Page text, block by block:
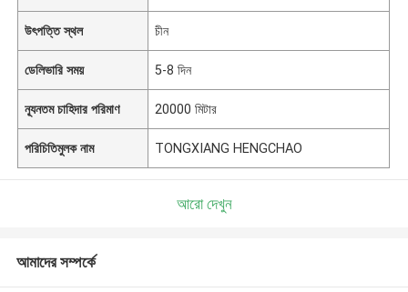
উৎপত্তি স্থল চীন
ডেলিভারি সময় 5-8 দিন
ন্যূনতম চাহিদার পরিমাণ 20000 মিটার
পরিচিতিমুলক নাম TONGXIANG HENGCHAO
আরো দেখুন
আমাদের সম্পর্কে